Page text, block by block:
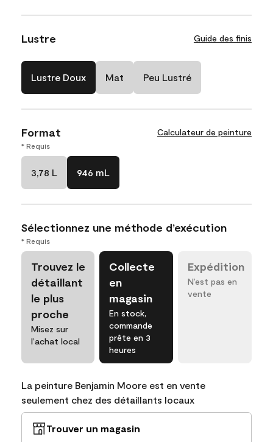
Lustre Guide des finis
Lustre Doux Mat Peu Lustré
Format Calculateur de peinture
* Requis
3,78 L 946 mL
Sélectionnez une méthode d’exécution
* Requis
Trouvez le
détaillant
le plus
proche
Misez sur
l’achat local
Collecte
en
magasin
En stock,
commande
prête en 3
heures
Expédition
N’est pas en
vente
La peinture Benjamin Moore est en vente
seulement chez des détaillants locaux
Trouver un magasin